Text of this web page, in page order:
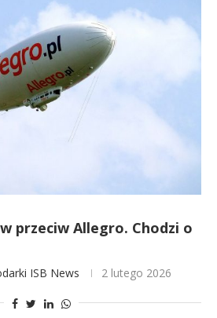
przeciw Allegro. Chodzi o
ISB News 2 lutego 2026